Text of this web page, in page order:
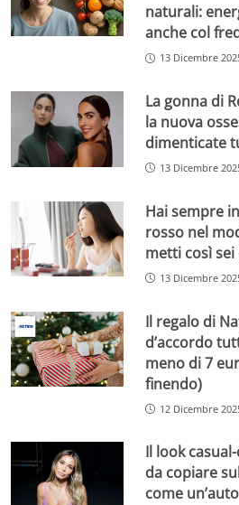
naturali:
anche col
13 Dicembre
La gonna di
la nuova
dimenticate
13 Dicembre
Hai sempre
rosso nel
metti così
13 Dicembre
Il regalo di
d’accordo
meno di 7
finendo)
12 Dicembre
Il look
da copiare
come un’auto